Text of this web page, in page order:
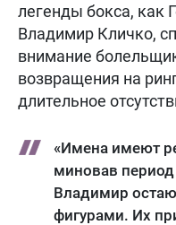
легенды бокса, как
Владимир Кличко,
внимание
возвращения на
длительное
«Имена имеют
миновав период
Владимир
фигурами. Их